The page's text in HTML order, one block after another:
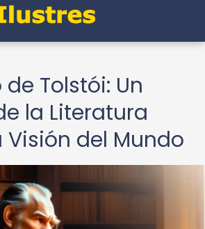
de Tolstói: Un
la Literatura
Visión del Mundo